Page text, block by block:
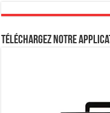
Téléchargez notre